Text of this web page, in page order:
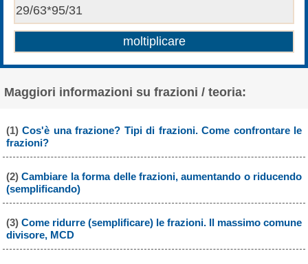
Maggiori informazioni su frazioni / teoria:
(1)Cos'è una frazione? Tipi di frazioni. Come confrontare le
frazioni?
(2)Cambiare la forma delle frazioni, aumentando o riducendo
(semplificando)
(3) Come ridurre (semplificare) le frazioni. Il massimo comune
divisore, MCD